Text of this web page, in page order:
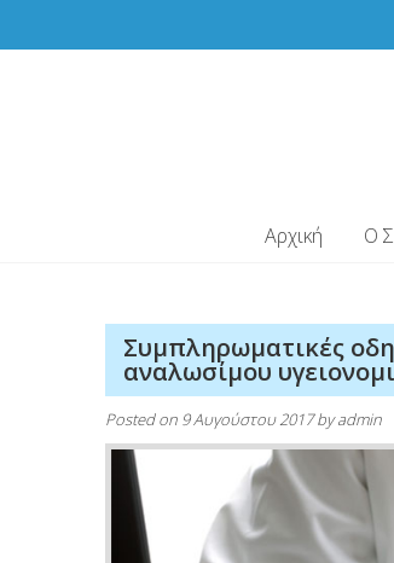
Αρχική Ο
Συμπληρωματικές
αναλωσίμου
Posted on 9 Αυγούστου 2017byadmin